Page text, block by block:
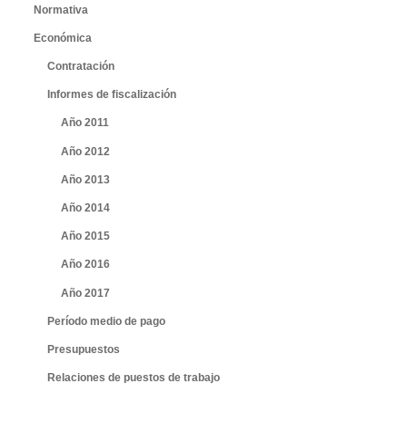
Normativa
Económica
Contratación
Informes de fiscalización
Año 2011
Año 2012
Año 2013
Año 2014
Año 2015
Año 2016
Año 2017
Período medio de pago
Presupuestos
Relaciones de puestos de trabajo